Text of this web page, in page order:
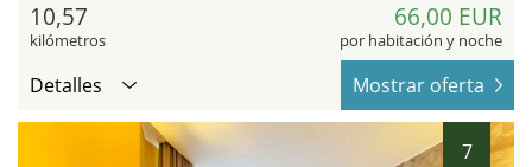
10,57
kilómetros
66,00 EUR
por habitación y noche
Detalles Mostrar oferta
7